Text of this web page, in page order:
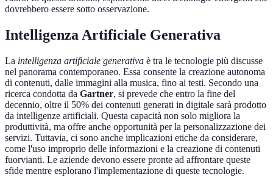
dovrebbero essere sotto osservazione.
Intelligenza Artificiale Generativa
La intelligenza artificiale generativa è tra le tecnologie più discusse
nel panorama contemporaneo. Essa consente la creazione autonoma
di contenuti, dalle immagini alla musica, fino ai testi. Secondo una
ricerca condotta da Gartner, si prevede che entro la fine del
decennio, oltre il 50% dei contenuti generati in digitale sarà prodotto
da intelligenze artificiali. Questa capacità non solo migliora la
produttività, ma offre anche opportunità per la personalizzazione dei
servizi. Tuttavia, ci sono anche implicazioni etiche da considerare,
come l'uso improprio delle informazioni e la creazione di contenuti
fuorvianti. Le aziende devono essere pronte ad affrontare queste
sfide mentre esplorano l'implementazione di queste tecnologie.